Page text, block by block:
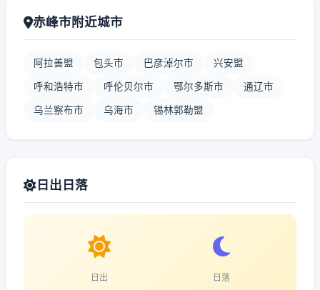
赤峰市附近城市
阿拉善盟 包头市 巴彦淖尔市 兴安盟
呼和浩特市 呼伦贝尔市 鄂尔多斯市 通辽市
乌兰察布市 乌海市 锡林郭勒盟
日出日落
日出 日落